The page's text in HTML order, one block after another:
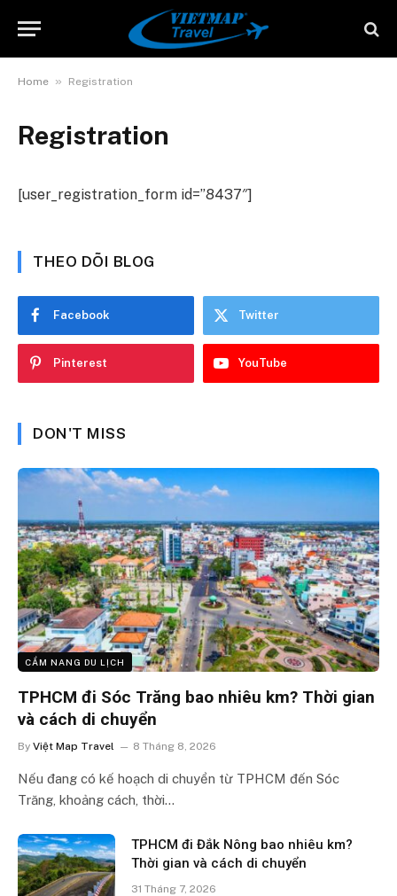
Home » Registration
Registration
[user_registration_form id=”8437″]
THEO DÕI BLOG
Facebook Twitter
Pinterest YouTube
DON'T MISS
CẨM NANG DU LỊCH
TPHCM đi Sóc Trăng bao nhiêu km? Thời gian
và cách di chuyển
By Việt Map Travel 8 Tháng 8, 2026
Nếu đang có kế hoạch di chuyển từ TPHCM đến Sóc
Trăng, khoảng cách, thời…
TPHCM đi Đắk Nông bao nhiêu km?
Thời gian và cách di chuyển
31 Tháng 7, 2026